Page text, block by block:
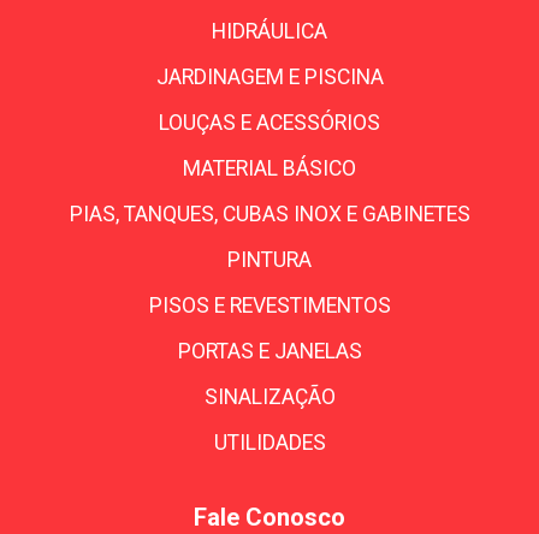
HIDRÁULICA
JARDINAGEM E PISCINA
LOUÇAS E ACESSÓRIOS
MATERIAL BÁSICO
PIAS, TANQUES, CUBAS INOX E GABINETES
PINTURA
PISOS E REVESTIMENTOS
PORTAS E JANELAS
SINALIZAÇÃO
UTILIDADES
Fale Conosco